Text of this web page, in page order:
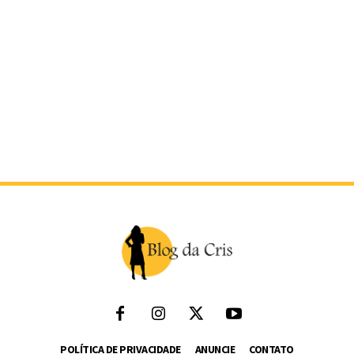
POLÍTICA DE PRIVACIDADE ANUNCIE CONTATO